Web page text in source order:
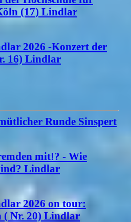
(17) Lindlar
2026 -Konzert der
16) Lindlar
Runde Sinspert
mit!? - Wie
Lindlar
2026 on tour:
( Nr. 20) Lindlar